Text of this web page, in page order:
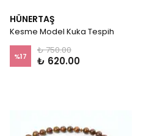
HÜNERTAŞ
Kesme Model Kuka Tespih
%17
₺ 750.00
₺ 620.00